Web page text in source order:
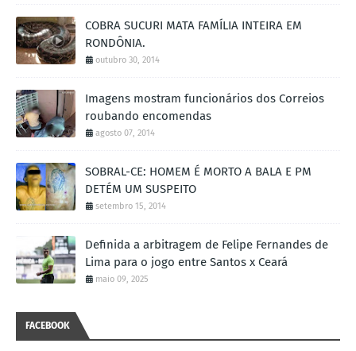
COBRA SUCURI MATA FAMÍLIA INTEIRA EM
RONDÔNIA.
outubro 30, 2014
Imagens mostram funcionários dos Correios
roubando encomendas
agosto 07, 2014
SOBRAL-CE: HOMEM É MORTO A BALA E PM
DETÉM UM SUSPEITO
setembro 15, 2014
Definida a arbitragem de Felipe Fernandes de
Lima para o jogo entre Santos x Ceará
maio 09, 2025
FACEBOOK